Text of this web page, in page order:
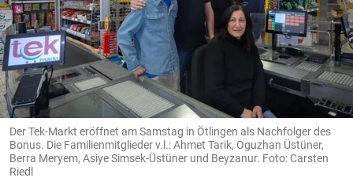
Der Tek-Markt eröffnet am Samstag in Ötlingen als Nachfolger des
Bonus. Die Familienmitglieder v.l.: Ahmet Tarik, Oguzhan Üstüner,
Berra Meryem, Asiye Simsek-Üstüner und Beyzanur. Foto: Carsten
Riedl